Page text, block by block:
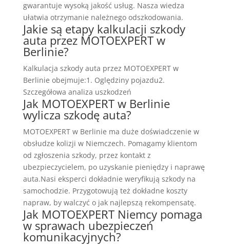
gwarantuje wysoką jakość usług. Nasza wiedza
ułatwia otrzymanie należnego odszkodowania.
Jakie są etapy kalkulacji szkody
auta przez MOTOEXPERT w
Berlinie?
Kalkulacja szkody auta przez MOTOEXPERT w
Berlinie obejmuje:1. Oględziny pojazdu2.
Szczegółowa analiza uszkodzeń
Jak MOTOEXPERT w Berlinie
wylicza szkodę auta?
MOTOEXPERT w Berlinie ma duże doświadczenie w
obsłudze kolizji w Niemczech. Pomagamy klientom
od zgłoszenia szkody, przez kontakt z
ubezpieczycielem, po uzyskanie pieniędzy i naprawę
auta.Nasi eksperci dokładnie weryfikują szkody na
samochodzie. Przygotowują też dokładne koszty
napraw, by walczyć o jak najlepszą rekompensatę.
Jak MOTOEXPERT Niemcy pomaga
w sprawach ubezpieczeń
komunikacyjnych?